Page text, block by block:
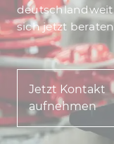
deutschlandweit
sich jetzt
Jetzt Kontakt
aufnehmen